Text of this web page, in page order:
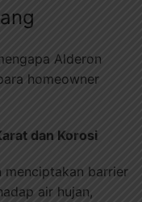
Alderon
homeowner
dan Korosi
menciptakan barrier
air hujan,